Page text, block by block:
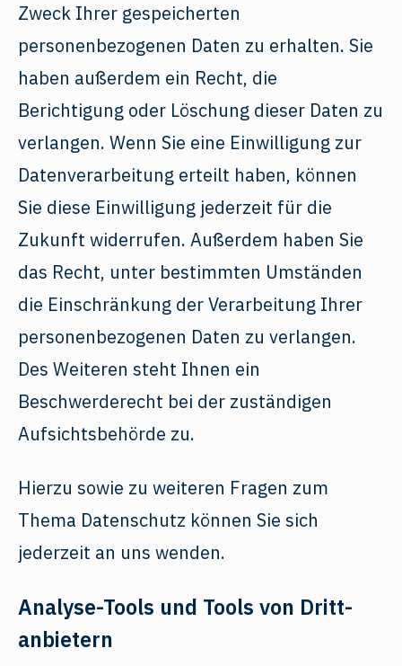
Zweck Ihrer gespeicherten
personenbezogenen Daten zu erhalten. Sie
haben außerdem ein Recht, die
Berichtigung oder Löschung dieser Daten zu
verlangen. Wenn Sie eine Einwilligung zur
Datenverarbeitung erteilt haben, können
Sie diese Einwilligung jederzeit für die
Zukunft widerrufen. Außerdem haben Sie
das Recht, unter bestimmten Umständen
die Einschränkung der Verarbeitung Ihrer
personenbezogenen Daten zu verlangen.
Des Weiteren steht Ihnen ein
Beschwerderecht bei der zuständigen
Aufsichtsbehörde zu.
Hierzu sowie zu weiteren Fragen zum
Thema Datenschutz können Sie sich
jederzeit an uns wenden.
Analyse-Tools und Tools von Dritt­
anbietern